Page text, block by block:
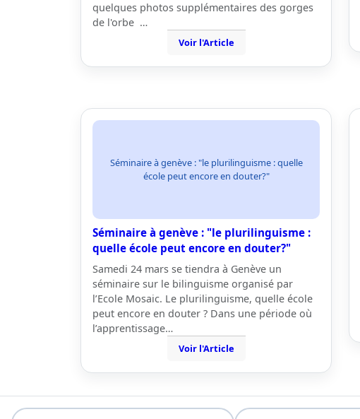
quelques photos supplémentaires des gorges
de l'orbe …
Voir l'Article
Séminaire à genève : "le plurilinguisme : quelle
école peut encore en douter?"
Séminaire à genève : "le plurilinguisme :
quelle école peut encore en douter?"
Samedi 24 mars se tiendra à Genève un
séminaire sur le bilinguisme organisé par
l’Ecole Mosaic. Le plurilinguisme, quelle école
peut encore en douter ? Dans une période où
l’apprentissage…
Voir l'Article